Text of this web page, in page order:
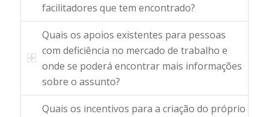
facilitadores que tem encontrado?
Quais os apoios existentes para pessoas
com deficiência no mercado de trabalho e
onde se poderá encontrar mais informações
sobre o assunto?
Quais os incentivos para a criação do próprio